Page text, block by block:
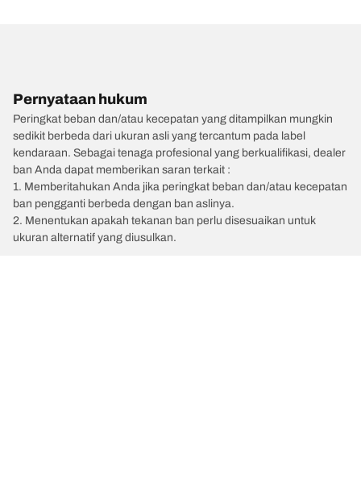
Pernyataan hukum
Peringkat beban dan/atau kecepatan yang ditampilkan mungkin
sedikit berbeda dari ukuran asli yang tercantum pada label
kendaraan. Sebagai tenaga profesional yang berkualifikasi, dealer
ban Anda dapat memberikan saran terkait :
1. Memberitahukan Anda jika peringkat beban dan/atau kecepatan
ban pengganti berbeda dengan ban aslinya.
2. Menentukan apakah tekanan ban perlu disesuaikan untuk
ukuran alternatif yang diusulkan.